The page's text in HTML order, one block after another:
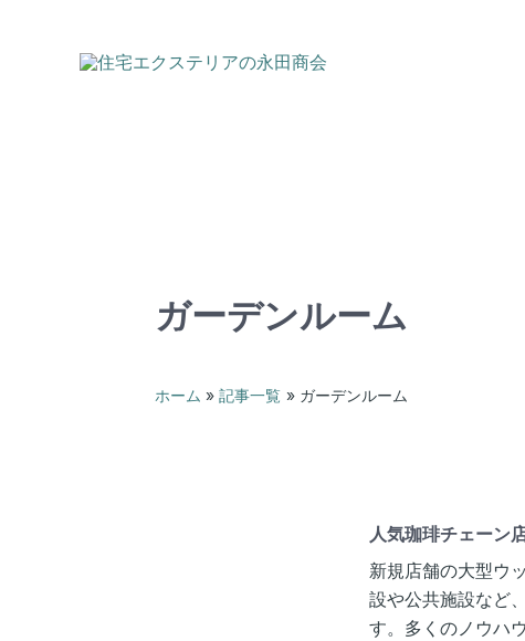
ガーデンルーム
ホーム 記事一覧 ガーデンルーム
人気珈琲チェーン
新規店舗の大型ウ
設や公共施設など
す。多くのノウハ